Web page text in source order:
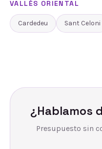
VALLÈS ORIENTAL
Cardedeu Sant Celoni
¿Hablamos
Presupuesto sin